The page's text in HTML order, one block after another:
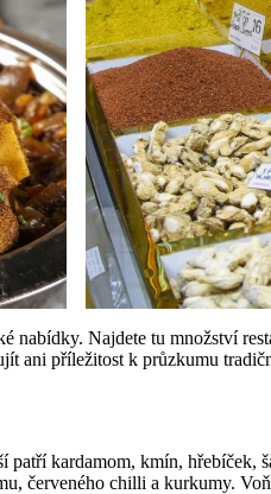
nabídky. Najdete tu množství
ani příležitost k průzkumu
patří kardamom, kmín, hřebíček,
červeného chilli a kurkumy.